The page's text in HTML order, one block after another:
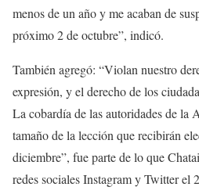
menos de un año y me acaban de
próximo 2 de octubre”, indicó.
También agregó: “Violan nuestro
expresión, y el derecho de los
La cobardía de las autoridades de la
tamaño de la lección que recibirán
diciembre”, fue parte de lo que
redes sociales Instagram y Twitter el